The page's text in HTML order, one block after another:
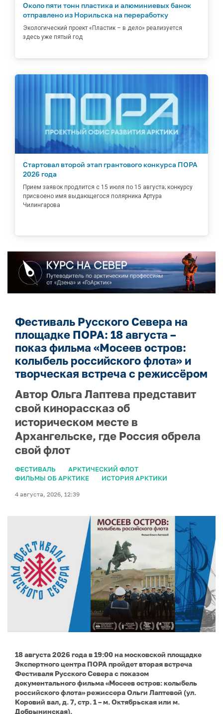
Около пяти тонн пластика и алюминиевых банок
отправлено из Норильска на переработку
Экологический проект «Пластик – в дело» реализуется
здесь уже пятый год
Стартовал второй этап грантового конкурса ПОРА
2026 года
Прием заявок продлится с 15 июля по 15 августа; конкурсу
присвоено имя выдающегося полярника Артура
Чилингарова
Фестиваль Русского Севера на
площадке ПОРА: 18 августа –
показ фильма «Мосеев остров:
колыбель российского флота» и
творческая встреча с режиссёром
Автор Ольга Лаптева представит
свой кинорассказ об
историческом месте в
Архангельске, где Россия обрела
свой флот
ФЕСТИВАЛЬ
АРКТИЧЕСКИЙ ФЛОТ
ФИЛЬМЫ ОБ АРКТИКЕ
ИСТОРИЯ АРКТИКИ
4 августа, 2026, 12:39
18 августа 2026 года в 19:00 на московской площадке
Экспертного центра ПОРА пройдет вторая встреча
Фестиваля Русского Севера с показом
документального фильма «Мосеев остров: колыбель
российского флота» режиссера Ольги Лаптевой (ул.
Коровий вал, д. 7, стр. 1 – м. Октябрьская или м.
Добрынинская).